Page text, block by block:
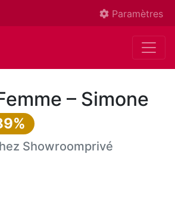
Paramètres
– Simone
Showroomprivé